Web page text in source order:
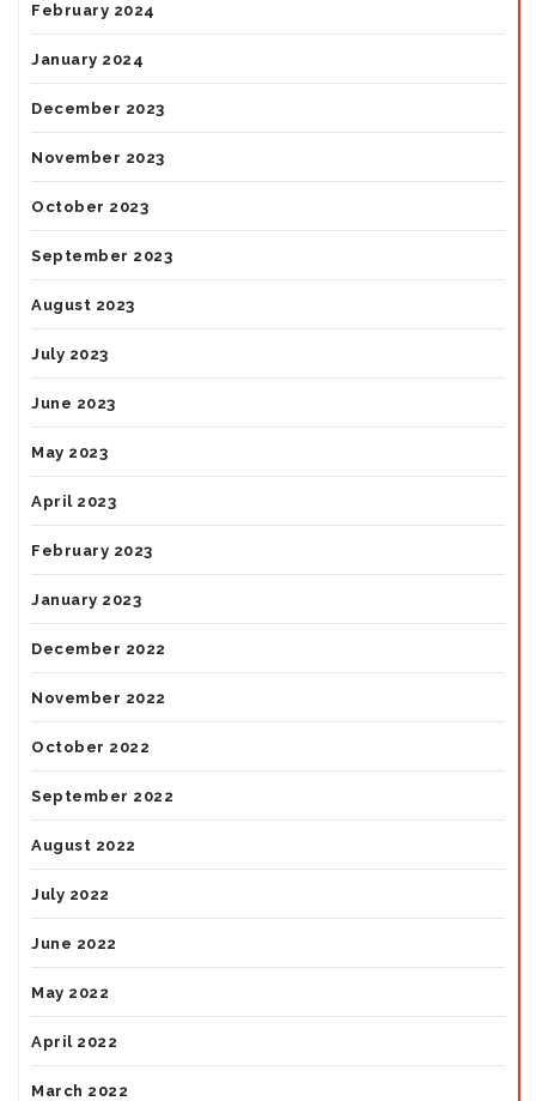
February 2024
January 2024
December 2023
November 2023
October 2023
September 2023
August 2023
July 2023
June 2023
May 2023
April 2023
February 2023
January 2023
December 2022
November 2022
October 2022
September 2022
August 2022
July 2022
June 2022
May 2022
April 2022
March 2022